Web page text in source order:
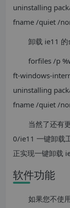
uninstalling
fname /quiet /
卸载 ie11 的
forfiles /p
ft-windows-
uninstalling
fname /quiet /
当然了还有
0/ie11 一键卸载
正实现一键卸载 ie
软件功能
如果您不使